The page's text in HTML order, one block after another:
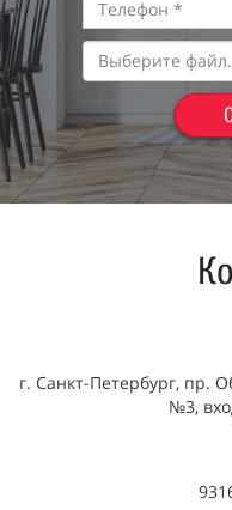
Выберите
г. Санкт-Петербург, пр.
№3,